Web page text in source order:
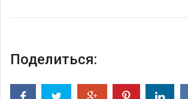
Поделиться: